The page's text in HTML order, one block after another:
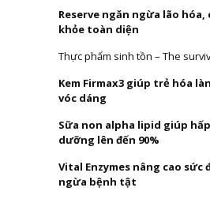
Reserve ngăn ngừa lão
khỏe toàn diện
Thực phẩm sinh tồn – The
Kem Firmax3 giúp trẻ hóa
vóc dáng
Sữa non alpha lipid giúp
dưỡng lên đến 90%
Vital Enzymes nâng cao sức
ngừa bệnh tật